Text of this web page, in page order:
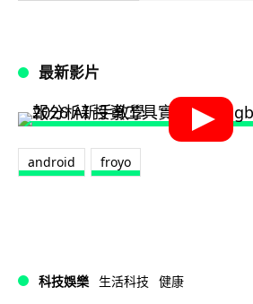
最新影片
android froyo
科技娛樂 生活科技 健康